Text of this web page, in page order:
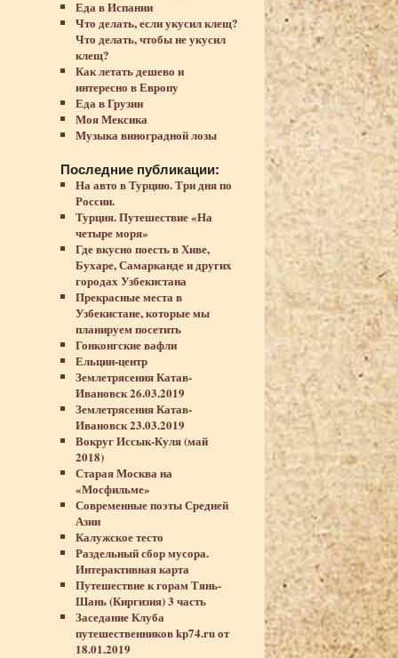
Еда в Испании
Что делать, если укусил клещ?
Что делать, чтобы не укусил
клещ?
Как летать дешево и
интересно в Европу
Еда в Грузии
Моя Мексика
Музыка виноградной лозы
Последние публикации:
На авто в Турцию. Три дня по
России.
Турция. Путешествие «На
четыре моря»
Где вкусно поесть в Хиве,
Бухаре, Самарканде и других
городах Узбекистана
Прекрасные места в
Узбекистане, которые мы
планируем посетить
Гонконгские вафли
Ельцин-центр
Землетрясения Катав-
Ивановск 26.03.2019
Землетрясения Катав-
Ивановск 23.03.2019
Вокруг Иссык-Куля (май
2018)
Старая Москва на
«Мосфильме»
Современные поэты Средней
Азии
Калужское тесто
Раздельный сбор мусора.
Интерактивная карта
Путешествие к горам Тянь-
Шань (Киргизия) 3 часть
Заседание Клуба
путешественников kp74.ru от
18.01.2019